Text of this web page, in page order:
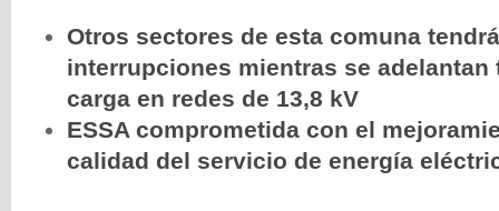
Otros sectores de esta comuna
interrupciones mientras se adelantan
carga en redes de 13,8 kV
ESSA comprometida con el
calidad del servicio de energía